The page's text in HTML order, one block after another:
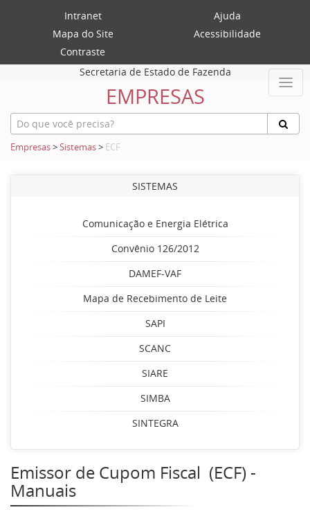
Intranet
Ajuda
Mapa do Site
Acessibilidade
Contraste
Secretaria de Estado de Fazenda
EMPRESAS
Empresas>Sistemas> ECF
SISTEMAS
Comunicação e Energia Elétrica
Convênio 126/2012
DAMEF-VAF
Mapa de Recebimento de Leite
SAPI
SCANC
SIARE
SIMBA
SINTEGRA
Emissor de Cupom Fiscal (ECF) -
Manuais